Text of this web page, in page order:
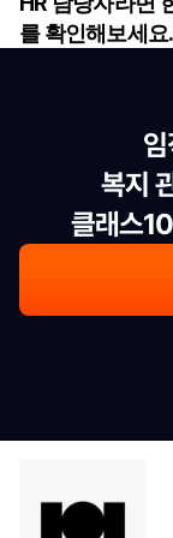
를 확인해보세
복지
클래스